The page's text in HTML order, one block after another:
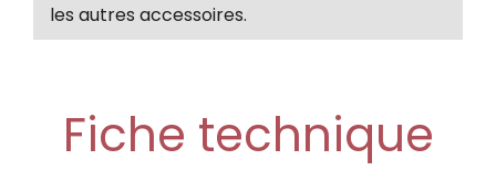
les autres accessoires.
Fiche technique